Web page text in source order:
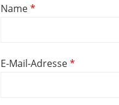
Name*
E-Mail-Adresse*